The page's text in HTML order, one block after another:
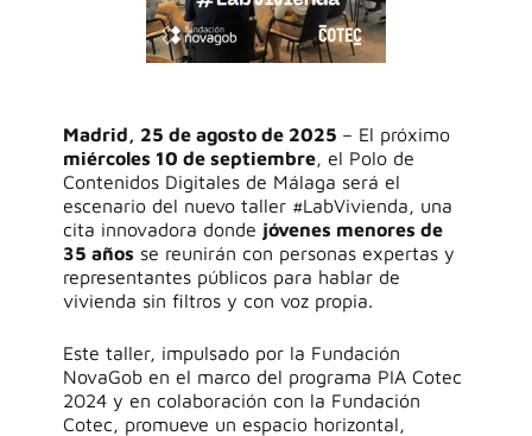
Madrid, 25 de agosto de 2025 – El próximo
miércoles 10 de septiembre, el Polo de
Contenidos Digitales de Málaga será el
escenario del nuevo taller #LabVivienda, una
cita innovadora donde jóvenes menores de
35 años se reunirán con personas expertas y
representantes públicos para hablar de
vivienda sin filtros y con voz propia.
Este taller, impulsado por la Fundación
NovaGob en el marco del programa PIA Cotec
2024 y en colaboración con la Fundación
Cotec, promueve un espacio horizontal,